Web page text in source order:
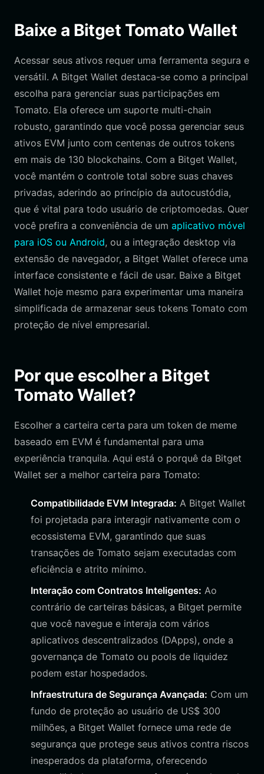
Baixe a Bitget Tomato Wallet
Acessar seus ativos requer uma ferramenta segura e
versátil. A Bitget Wallet destaca-se como a principal
escolha para gerenciar suas participações em
Tomato. Ela oferece um suporte multi-chain
robusto, garantindo que você possa gerenciar seus
ativos EVM junto com centenas de outros tokens
em mais de 130 blockchains. Com a Bitget Wallet,
você mantém o controle total sobre suas chaves
privadas, aderindo ao princípio da autocustódia,
que é vital para todo usuário de criptomoedas. Quer
você prefira a conveniência de um aplicativo móvel
para iOS ou Android, ou a integração desktop via
extensão de navegador, a Bitget Wallet oferece uma
interface consistente e fácil de usar. Baixe a Bitget
Wallet hoje mesmo para experimentar uma maneira
simplificada de armazenar seus tokens Tomato com
proteção de nível empresarial.
Por que escolher a Bitget
Tomato Wallet?
Escolher a carteira certa para um token de meme
baseado em EVM é fundamental para uma
experiência tranquila. Aqui está o porquê da Bitget
Wallet ser a melhor carteira para Tomato:
Compatibilidade EVM Integrada: A Bitget Wallet
foi projetada para interagir nativamente com o
ecossistema EVM, garantindo que suas
transações de Tomato sejam executadas com
eficiência e atrito mínimo.
Interação com Contratos Inteligentes: Ao
contrário de carteiras básicas, a Bitget permite
que você navegue e interaja com vários
aplicativos descentralizados (DApps), onde a
governança de Tomato ou pools de liquidez
podem estar hospedados.
Infraestrutura de Segurança Avançada: Com um
fundo de proteção ao usuário de US$ 300
milhões, a Bitget Wallet fornece uma rede de
segurança que protege seus ativos contra riscos
inesperados da plataforma, oferecendo